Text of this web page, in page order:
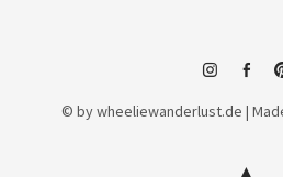
instagram
© by wheeliewanderlust.de |